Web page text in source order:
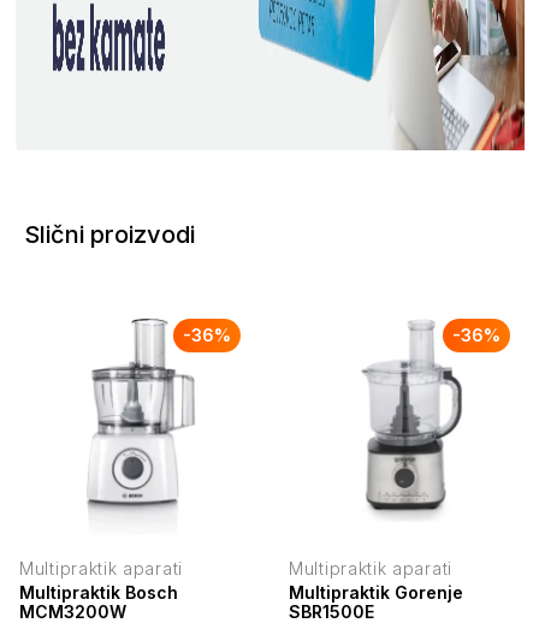
Slični proizvodi
-36%
Multipraktik aparati
Multipraktik Bosch
MCM3200W
-36%
Multipraktik aparati
Multipraktik Gorenje
SBR1500E